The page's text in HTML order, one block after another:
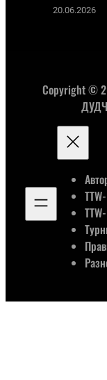
20.06.2026
Copyright ©